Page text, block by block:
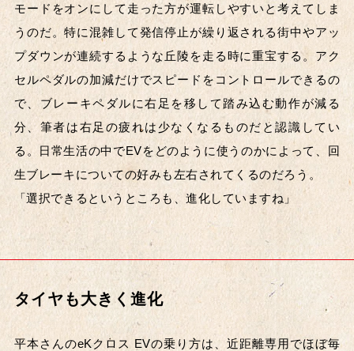
モードをオンにして走った方が運転しやすいと考えてしま
うのだ。特に混雑して発信停止が繰り返される街中やアッ
プダウンが連続するような丘陵を走る時に重宝する。アク
セルペダルの加減だけでスピードをコントロールできるの
で、ブレーキペダルに右足を移して踏み込む動作が減る
分、筆者は右足の疲れは少なくなるものだと認識してい
る。日常生活の中でEVをどのように使うのかによって、回
生ブレーキについての好みも左右されてくるのだろう。
「選択できるというところも、進化していますね」
タイヤも大きく進化
平本さんのeKクロス EVの乗り方は、近距離専用でほぼ毎